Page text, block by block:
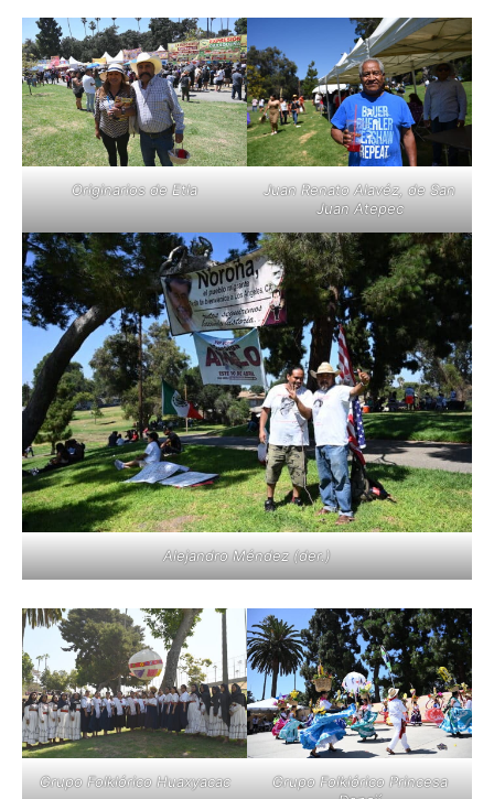
Originarios de Etla
Juan Renato Alavéz, de San
Juan Atepec
Alejandro Méndez (der.)
Grupo Folklórico Huaxyacac
Grupo Folklórico Princesa